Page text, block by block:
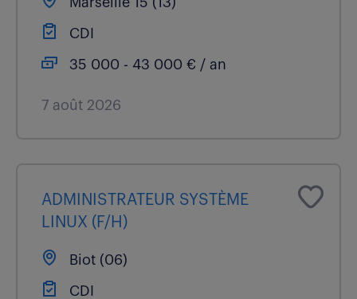
CDI
35 000 - 43 000 € / an
7 août 2026
ADMINISTRATEUR SYSTÈME
LINUX (F/H)
Biot (06)
CDI